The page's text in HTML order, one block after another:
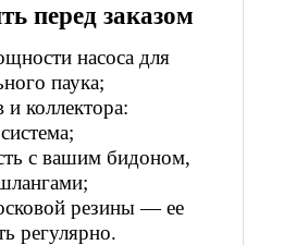
перед заказом
насоса для
паука;
и коллектора:
с вашим бидоном,
резины — ее
регулярно.